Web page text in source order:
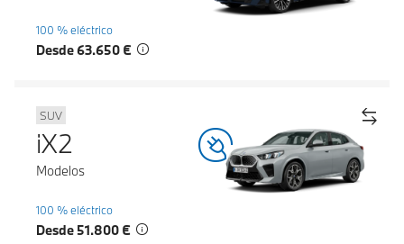
100 % eléctrico
Desde 63.650 €
SUV
iX2
Modelos
100 % eléctrico
Desde 51.800 €